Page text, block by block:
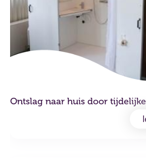
Ontslag naar huis door